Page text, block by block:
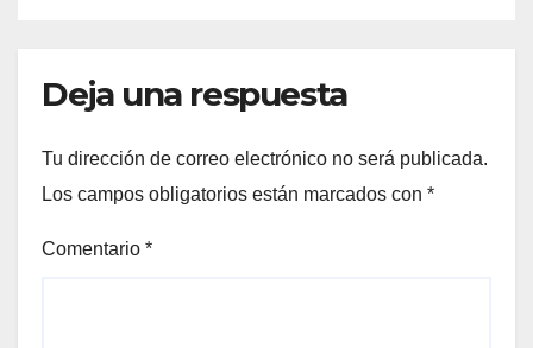
Deja una respuesta
Tu dirección de correo electrónico no será publicada.
Los campos obligatorios están marcados con *
Comentario *